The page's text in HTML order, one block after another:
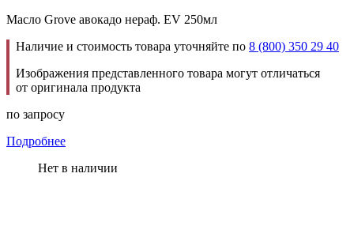
Масло Grove авокадо нераф. EV 250мл
Наличие и стоимость товара уточняйте по 8 (800) 350 29 40
Изображения представленного товара могут отличаться
от оригинала продукта
по запросу
Подробнее
Нет в наличии